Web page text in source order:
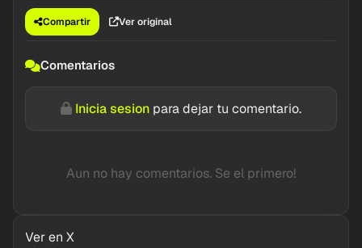
Compartir Ver original
Comentarios
Inicia sesion para dejar tu comentario.
Aun no hay comentarios. Se el primero!
Ver en X